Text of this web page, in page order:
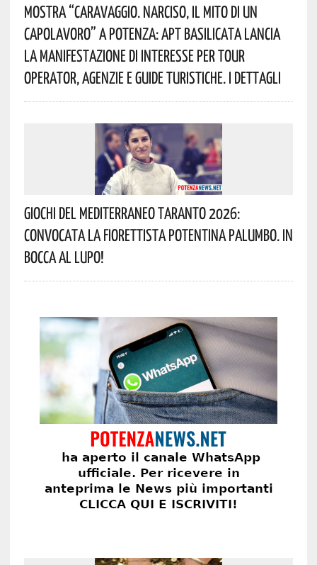
Mostra “Caravaggio. Narciso, Il Mito Di Un
Capolavoro” A Potenza: APT Basilicata Lancia
La Manifestazione Di Interesse Per Tour
Operator, Agenzie E Guide Turistiche. I Dettagli
Giochi Del Mediterraneo Taranto 2026:
Convocata La Fiorettista Potentina Palumbo. In
Bocca Al Lupo!